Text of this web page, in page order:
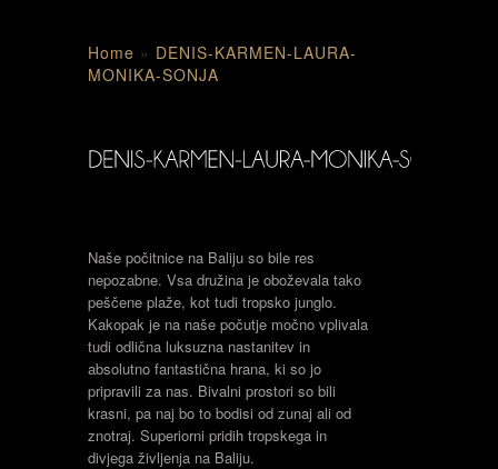
Home » DENIS-KARMEN-LAURA-
MONIKA-SONJA
Naše počitnice na Baliju so bile res
nepozabne. Vsa družina je oboževala tako
peščene plaže, kot tudi tropsko junglo.
Kakopak je na naše počutje močno vplivala
tudi odlična luksuzna nastanitev in
absolutno fantastična hrana, ki so jo
pripravili za nas. Bivalni prostori so bili
krasni, pa naj bo to bodisi od zunaj ali od
znotraj. Superiorni pridih tropskega in
divjega življenja na Baliju.